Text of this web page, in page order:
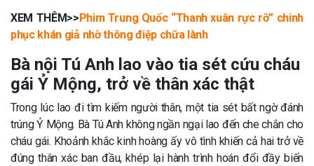
XEM THÊM>>Phim Trung Quốc “Thanh xuân rực rỡ” chinh
phục khán giả nhờ thông điệp chữa lành
Bà nội Tú Anh lao vào tia sét cứu cháu
gái Ỷ Mộng, trở về thân xác thật
Trong lúc lao đi tìm kiếm người thân, một tia sét bất ngờ đánh
trúng Ỷ Mộng. Bà Tú Anh không ngần ngại lao đến che chắn cho
cháu gái. Khoảnh khắc kinh hoàng ấy vô tình khiến cả hai trở về
đúng thân xác ban đầu, khép lại hành trình hoán đổi đầy biến